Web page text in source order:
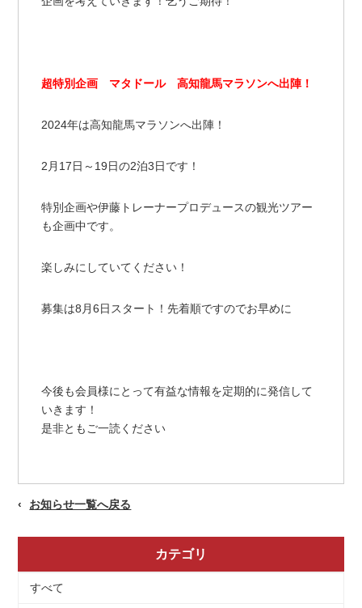
超特別企画 マタドール 高知龍馬マラソンへ出陣！
2024年は高知龍馬マラソンへ出陣！
2月17日～19日の2泊3日です！
特別企画や伊藤トレーナープロデュースの観光ツアー
も企画中です。
楽しみにしていてください！
募集は8月6日スタート！先着順ですのでお早めに
今後も会員様にとって有益な情報を定期的に発信して
いきます！
是非ともご一読ください
お知らせ一覧へ戻る
カテゴリ
すべて